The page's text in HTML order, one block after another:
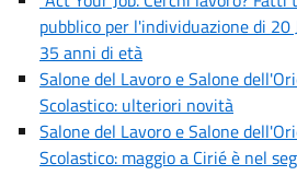
pubblico per l'individuazione di 20
35 anni di età
Salone del Lavoro e Salone
Scolastico: ulteriori novità
Salone del Lavoro e Salone
Scolastico: maggio a Cirié è nel